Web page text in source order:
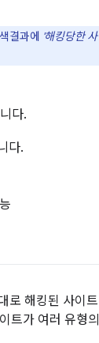
결과에 '해킹당한
다.
다.
로 해킹된 사이
트가 여러 유형